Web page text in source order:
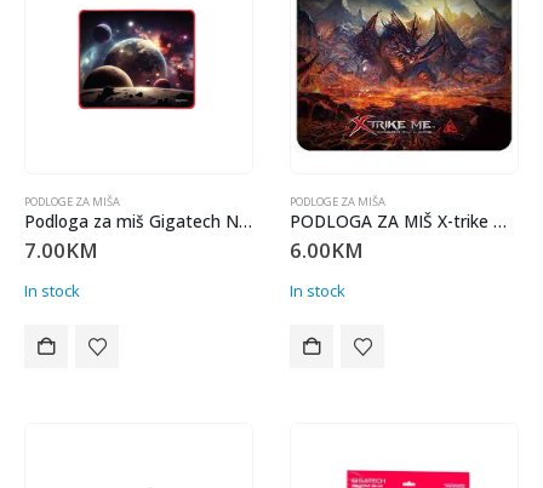
PODLOGE ZA MIŠA
Podloga za miš Gigatech NEMESIS 320 x 270 x 2 mm gaming
7.00KM
In stock
PODLOGE ZA MIŠA
PODLOGA ZA MIŠ X-trike MP-002 game
6.00KM
In stock